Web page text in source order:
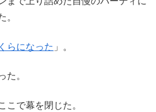
らになった 」。
。
で幕を閉じた。